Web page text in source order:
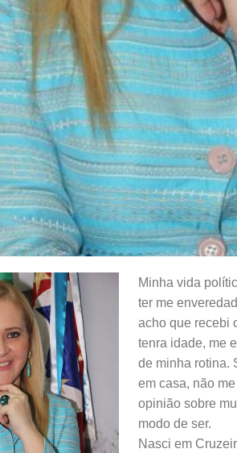
Minha vida
ter me
acho que recebi
tenra idade, me
de minha rotina.
em casa, não
opinião sobre
modo de ser.
Nasci em